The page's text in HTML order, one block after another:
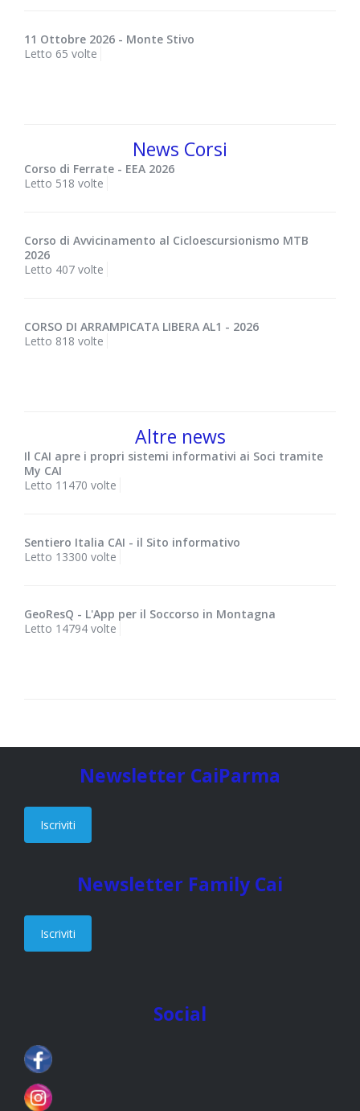
11 Ottobre 2026 - Monte Stivo
Letto 65 volte
News Corsi
Corso di Ferrate - EEA 2026
Letto 518 volte
Corso di Avvicinamento al Cicloescursionismo MTB
2026
Letto 407 volte
CORSO DI ARRAMPICATA LIBERA AL1 - 2026
Letto 818 volte
Altre news
Il CAI apre i propri sistemi informativi ai Soci tramite
My CAI
Letto 11470 volte
Sentiero Italia CAI - il Sito informativo
Letto 13300 volte
GeoResQ - L'App per il Soccorso in Montagna
Letto 14794 volte
Newsletter CaiParma
Iscriviti
Newsletter Family Cai
Iscriviti
Social